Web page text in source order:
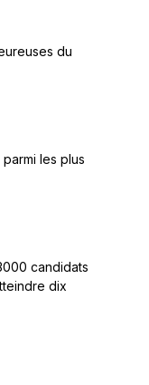
du
les plus
candidats
dix